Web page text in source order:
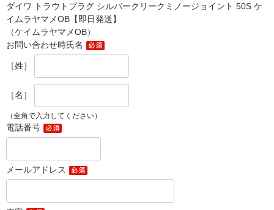
ダイワ トラウトプラグ シルバークリークミノージョイント 50S ケ
イムラヤマメOB【即日発送】
（ケイムラヤマメOB）
お問い合わせ時氏名
［姓］
［名］
（全角で入力してください）
電話番号
メールアドレス